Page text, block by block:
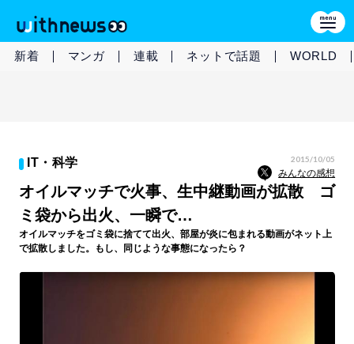
新着 マンガ 連載 ネットで話題 WORLD
IT・科学 2015/10/05
みんなの感想
オイルマッチで火事、生中継動画が拡散 ゴ
ミ袋から出火、一瞬で…
オイルマッチをゴミ袋に捨てて出火、部屋が炎に包まれる動画がネット上
で拡散しました。もし、同じような事態になったら？